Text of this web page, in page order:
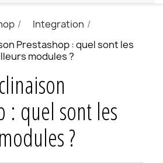
Integration
Prestashop : quel sont les
modules ?
: quel sont les
?